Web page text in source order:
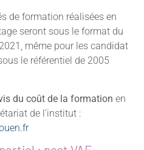
de formation réalisées en
seront sous le format du
même pour les candidat
le référentiel de 2005
du coût de la formation en
de l’institut :